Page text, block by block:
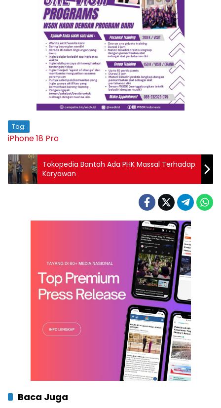
Tag:
iPhone 18 Pro
Tokopedia Bantah Ada PHK Massal Terhadap
Karyawan
Baca Juga